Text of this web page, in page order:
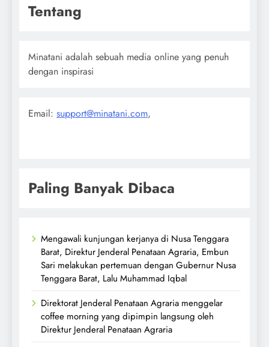
Tentang
Minatani adalah sebuah media online yang penuh
dengan inspirasi
Email: support@minatani.com,
Paling Banyak Dibaca
Mengawali kunjungan kerjanya di Nusa Tenggara
Barat, Direktur Jenderal Penataan Agraria, Embun
Sari melakukan pertemuan dengan Gubernur Nusa
Tenggara Barat, Lalu Muhammad Iqbal
Direktorat Jenderal Penataan Agraria menggelar
coffee morning yang dipimpin langsung oleh
Direktur Jenderal Penataan Agraria